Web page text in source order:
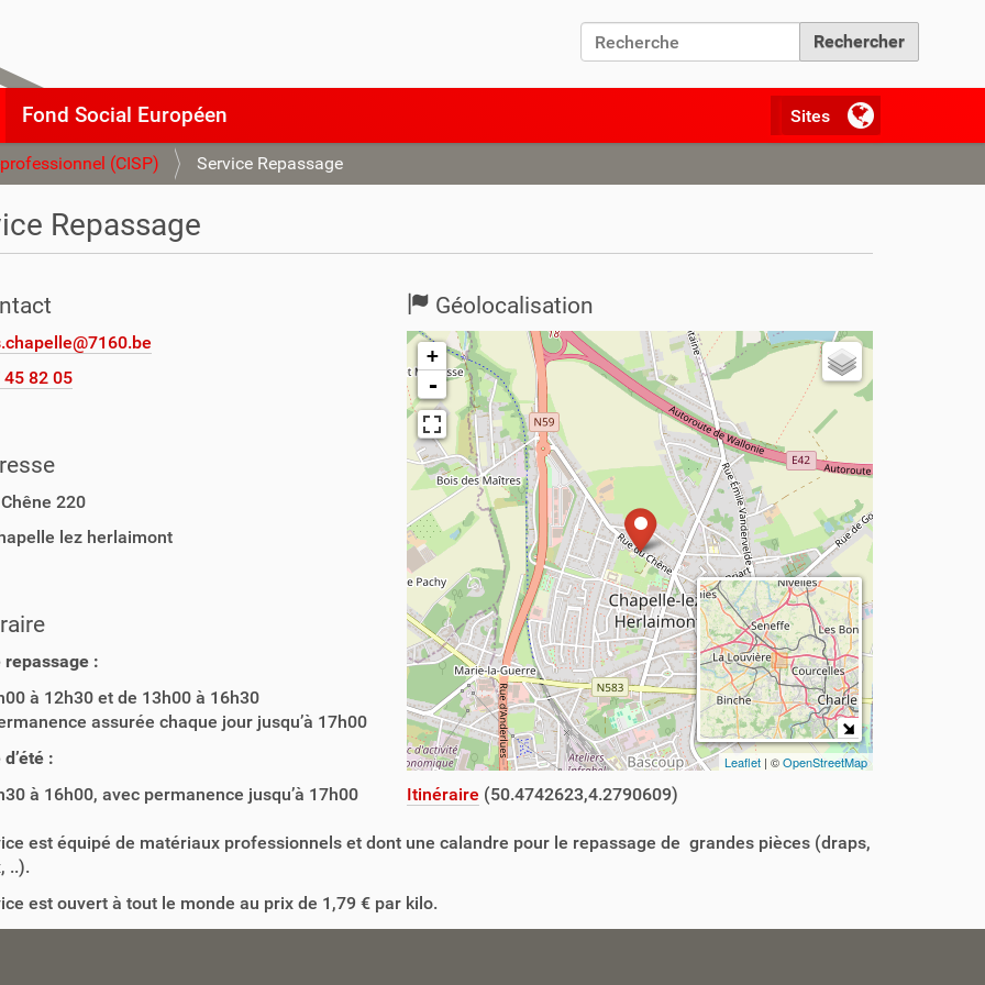
Chercher par
Fond Social Européen
(CISP) Service Repassage
Repassage
82 05
Géolocalisation
+
-
Leaflet | ©OpenStreetMap
Itinéraire (50.4742623,4.2790609)
220
lez herlaimont
repassage :
à 12h30 et de 13h00 à 16h30
assurée chaque jour jusqu’à 17h00
:
à 16h00, avec permanence jusqu’à 17h00
est équipé de matériaux professionnels et dont une calandre pour le repassage de grandes pièces (draps,
..).
est ouvert à tout le monde au prix de 1,79 € par kilo.